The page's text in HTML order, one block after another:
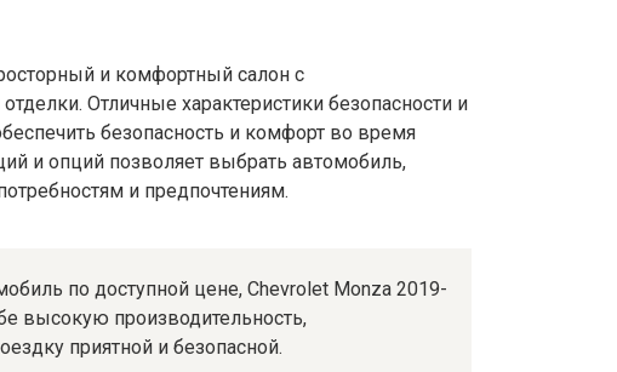
и комфортный салон с
Отличные характеристики безопасности и
безопасность и комфорт во время
и опций позволяет выбрать автомобиль,
и предпочтениям.
по доступной цене, Chevrolet Monza 2019-
высокую производительность,
приятной и безопасной.